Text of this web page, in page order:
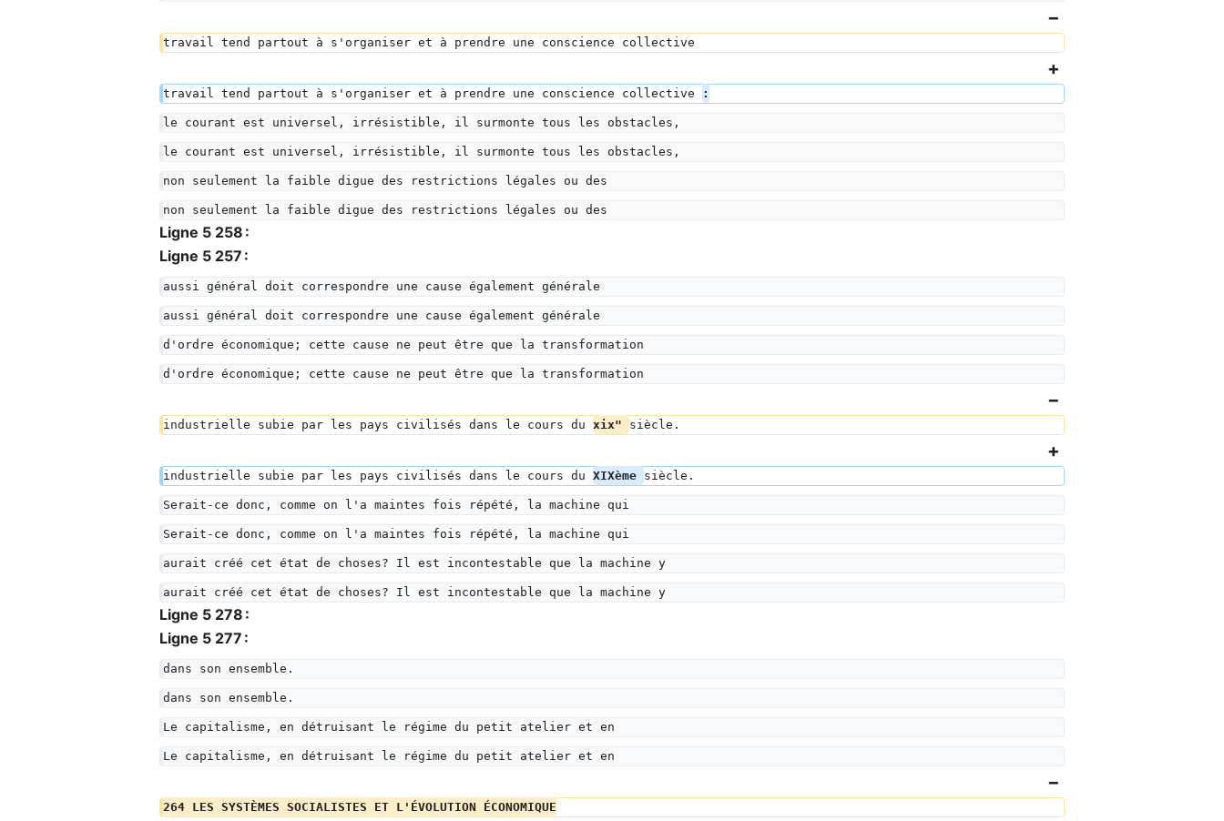
travail tend partout à s'organiser et à prendre une conscience collective
travail tend partout à s'organiser et à prendre une conscience collective :
le courant est universel, irrésistible, il surmonte tous les obstacles,
le courant est universel, irrésistible, il surmonte tous les obstacles,
non seulement la faible digue des restrictions légales ou des
non seulement la faible digue des restrictions légales ou des
Ligne 5 258 :
Ligne 5 257 :
aussi général doit correspondre une cause également générale
aussi général doit correspondre une cause également générale
d'ordre économique; cette cause ne peut être que la transformation
d'ordre économique; cette cause ne peut être que la transformation
industrielle subie par les pays civilisés dans le cours du xix" siècle.
industrielle subie par les pays civilisés dans le cours du XIXème siècle.
Serait-ce donc, comme on l'a maintes fois répété, la machine qui
Serait-ce donc, comme on l'a maintes fois répété, la machine qui
aurait créé cet état de choses? Il est incontestable que la machine y
aurait créé cet état de choses? Il est incontestable que la machine y
Ligne 5 278 :
Ligne 5 277 :
dans son ensemble.
dans son ensemble.
Le capitalisme, en détruisant le régime du petit atelier et en
Le capitalisme, en détruisant le régime du petit atelier et en
264 LES SYSTÈMES SOCIALISTES ET L'ÉVOLUTION ÉCONOMIQUE